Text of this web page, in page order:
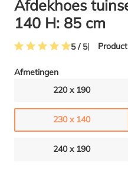
Afdekhoes
140 H: 85 cm
5 / 5
Afmetingen
220 x 190
230 x 140
240 x 190